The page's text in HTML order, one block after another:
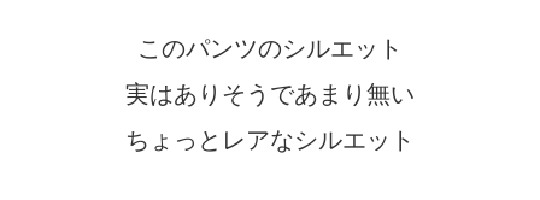
このパンツのシルエット
実はありそうであまり無い
ちょっとレアなシルエット